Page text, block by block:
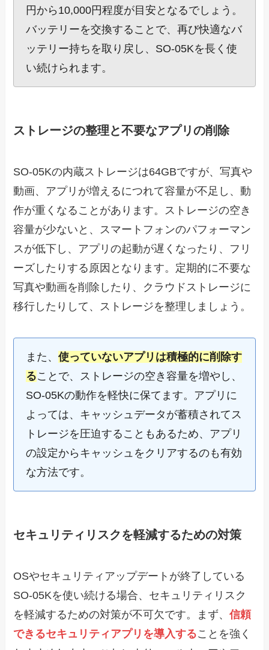
円から10,000円程度が目安となるでしょう。
バッテリーを交換することで、再び快適なバ
ッテリー持ちを取り戻し、SO-05Kを長く使
い続けられます。
ストレージの整理と不要なアプリの削除
SO-05Kの内蔵ストレージは64GBですが、写真や
動画、アプリが増えるにつれて容量が不足し、動
作が重くなることがあります。ストレージの空き
容量が少ないと、スマートフォンのパフォーマン
スが低下し、アプリの起動が遅くなったり、フリ
ーズしたりする原因となります。定期的に不要な
写真や動画を削除したり、クラウドストレージに
移行したりして、ストレージを整理しましょう。
また、使っていないアプリは積極的に削除す
ることで、ストレージの空き容量を増やし、
SO-05Kの動作を軽快に保てます。アプリに
よっては、キャッシュデータが蓄積されてス
トレージを圧迫することもあるため、アプリ
の設定からキャッシュをクリアするのも有効
な方法です。
セキュリティリスクを軽減するための対策
OSやセキュリティアップデートが終了している
SO-05Kを使い続ける場合、セキュリティリスク
を軽減するための対策が不可欠です。まず、信頼
できるセキュリティアプリを導入することを強く